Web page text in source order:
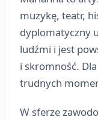
muzykę, teatr,
dyplomatyczny
ludźmi i jest
i skromność.
trudnych
W sferze